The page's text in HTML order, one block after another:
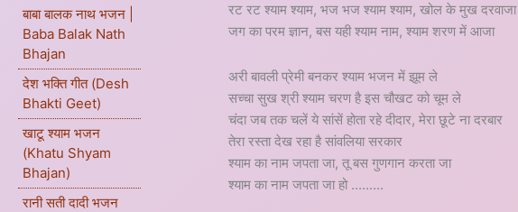
बाबा बालक नाथ भजन |
Baba Balak Nath
Bhajan
देश भक्ति गीत (Desh
Bhakti Geet)
खाटू श्याम भजन
(Khatu Shyam
Bhajan)
रानी सती दादी भजन
रट रट श्याम श्याम, भज भज श्याम श्याम, खोल के मुख दरवाजा
जग का परम ज्ञान, बस यही श्याम नाम, श्याम शरण में आजा
अरी बावली प्रेमी बनकर श्याम भजन में झूम ले
सच्चा सुख श्री श्याम चरण है इस चौखट को चूम ले
चंदा जब तक चलें ये सांसें होता रहे दीदार, मेरा छूटे ना दरबार
तेरा रस्ता देख रहा है सांवलिया सरकार
श्याम का नाम जपता जा, तू बस गुणगान करता जा
श्याम का नाम जपता जा हो .........